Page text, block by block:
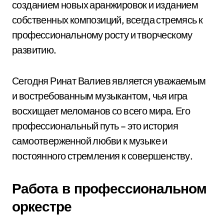
созданием новых аранжировок и изданием
собственных композиций, всегда стремясь к
профессиональному росту и творческому
развитию.
Сегодня Ринат Валиев является уважаемым
и востребованным музыкантом, чья игра
восхищает меломанов со всего мира. Его
профессиональный путь – это история
самоотверженной любви к музыке и
постоянного стремления к совершенству.
Работа в профессиональном
оркестре